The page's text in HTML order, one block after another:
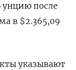
унцию после
в $2.365,09
указывают